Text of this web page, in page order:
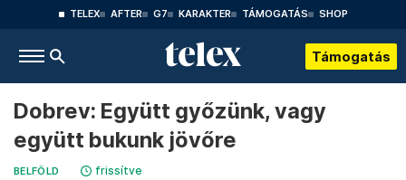
TELEX AFTER G7 KARAKTER TÁMOGATÁS SHOP
Támogatás
Dobrev: Együtt győzünk, vagy
együtt bukunk jövőre
BELFÖLD frissítve